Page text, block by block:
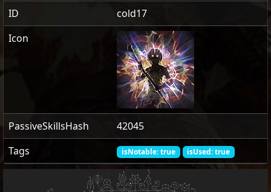
ID
cold17
Icon
PassiveSkillsHash
42045
Tags
isNotable: true isUsed: true